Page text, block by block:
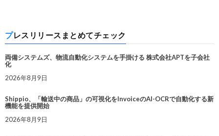
プレスリリースまとめてチェック
両備システムズ、物流自動化システムを手掛ける 株式会社APTを子会社
化
2026年8月9日
Shippio、「輸送中の商品」の可視化をInvoiceのAI-OCRで自動化する新
機能を提供開始
2026年8月9日